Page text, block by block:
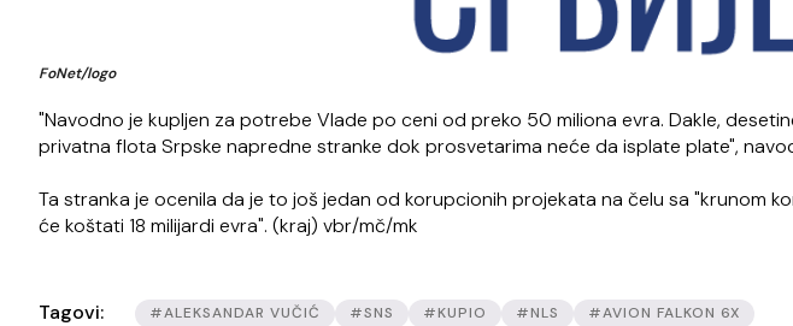
FoNet/logo
"Navodno je kupljen za potrebe Vlade po ceni od preko 50 miliona evra. Dakle,
privatna flota Srpske napredne stranke dok prosvetarima neće da isplate plate",
Ta stranka je ocenila da je to još jedan od korupcionih projekata na čelu sa "krunom
će koštati 18 milijardi evra". (kraj) vbr/mč/mk
Tagovi: #ALEKSANDAR VUČIĆ #SNS #KUPIO #NLS #AVION FALKON 6X